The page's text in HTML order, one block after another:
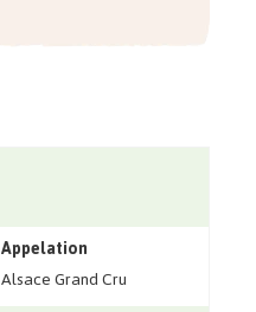
Appelation
Alsace Grand Cru